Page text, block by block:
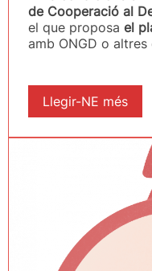
de Cooperació al
el que proposa el
amb ONGD o
Llegir-NE més